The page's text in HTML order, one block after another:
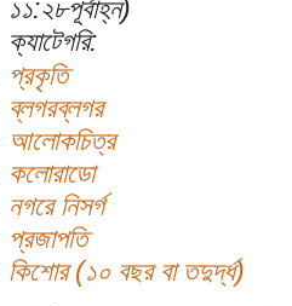
১১:২৮পূর্বাহ্ন)
ক্যাটেগরি:
প্রকৃতি
ব্লগরব্লগর
আলোকচিত্র
কলোরাডো
নগরে নিসর্গ
প্রজাপতি
কিশোর (১০ বছর বা তদুর্দ্ধ)